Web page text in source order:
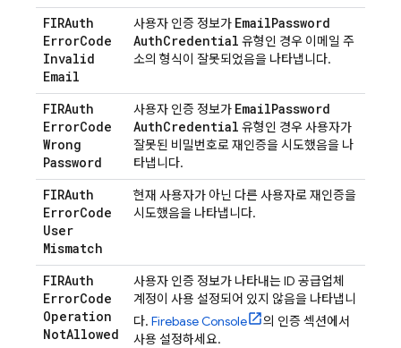
FIRAuth
ErrorCode
Invalid
Email
사용자 인증 정보가 EmailPassword
AuthCredential 유형인 경우 이메일 주
소의 형식이 잘못되었음을 나타냅니다.
FIRAuth
ErrorCode
Wrong
Password
사용자 인증 정보가 EmailPassword
AuthCredential 유형인 경우 사용자가
잘못된 비밀번호로 재인증을 시도했음을 나
타냅니다.
FIRAuth
ErrorCode
User
Mismatch
현재 사용자가 아닌 다른 사용자로 재인증을
시도했음을 나타냅니다.
FIRAuth
ErrorCode
Operation
NotAllowed
사용자 인증 정보가 나타내는 ID 공급업체
계정이 사용 설정되어 있지 않음을 나타냅니
다. FirebaseConsole
의 인증 섹션에서
사용 설정하세요.